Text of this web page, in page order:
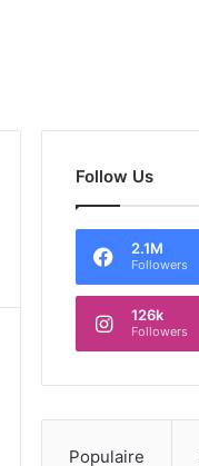
Follow Us
2.1M
Followers
126k
Followers
Populaire